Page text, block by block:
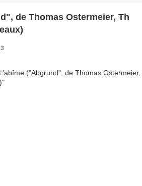
de Thomas Ostermeier, Th